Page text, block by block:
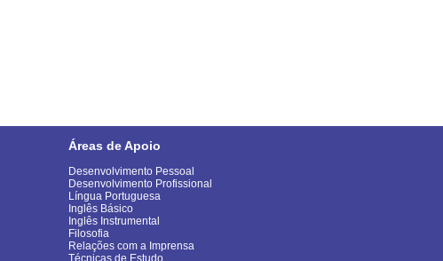
Áreas de Apoio
Desenvolvimento Pessoal
Desenvolvimento Profissional
Língua Portuguesa
Inglês Básico
Inglês Instrumental
Filosofia
Relações com a Imprensa
Técnicas de Estudo